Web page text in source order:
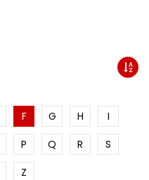
F G H
I
P Q R
S
Z